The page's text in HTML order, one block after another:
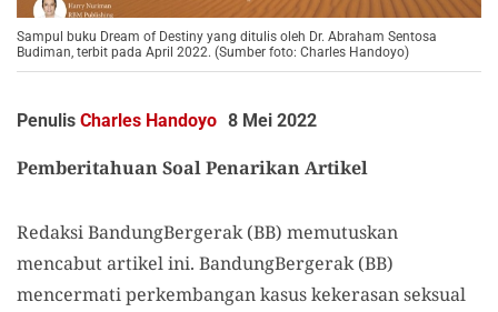
Sampul buku Dream of Destiny yang ditulis oleh Dr. Abraham Sentosa
Budiman, terbit pada April 2022. (Sumber foto: Charles Handoyo)
Penulis Charles Handoyo 8 Mei 2022
Pemberitahuan Soal Penarikan Artikel
Redaksi BandungBergerak (BB) memutuskan
mencabut artikel ini. BandungBergerak (BB)
mencermati perkembangan kasus kekerasan seksual